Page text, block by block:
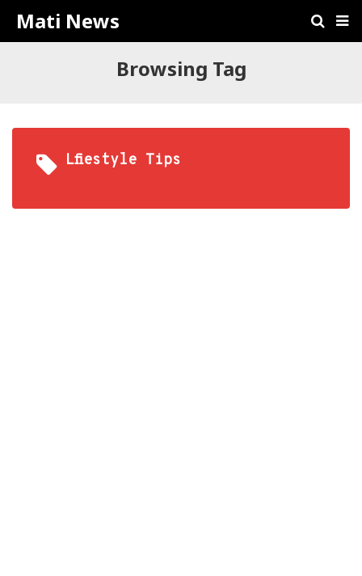
Mati News
Browsing Tag
Lfiestyle Tips